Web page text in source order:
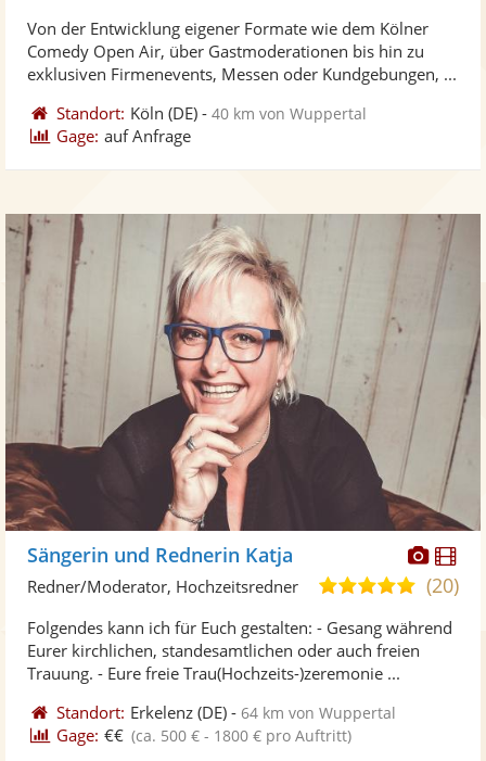
Sternen
Von der Entwicklung eigener Formate wie dem Kölner
Comedy Open Air, über Gastmoderationen bis hin zu
exklusiven Firmenevents, Messen oder Kundgebungen, ...
Standort: Köln (DE) -40 km von Wuppertal
Gage: auf Anfrage
Fotos
Sängerin und Rednerin Katja
5,0
5
(20)
Redner/Moderator, Hochzeitsredner
Folgendes kann ich für Euch gestalten: - Gesang während
Eurer kirchlichen, standesamtlichen oder auch freien
Trauung. - Eure freie Trau(Hochzeits-)zeremonie ...
Standort: Erkelenz (DE) -64 km von Wuppertal
Gage: €€ (ca. 500 € - 1800 € pro Auftritt)